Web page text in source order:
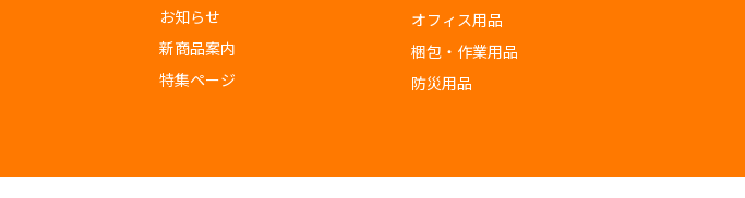
お知らせ
新商品案内
特集ページ
オフィス用品
梱包・作業用品
防災用品